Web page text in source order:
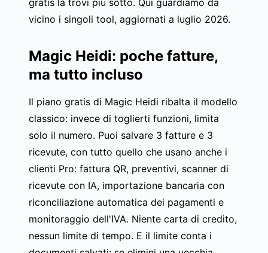
gratis la trovi più sotto. Qui guardiamo da
vicino i singoli tool, aggiornati a luglio 2026.
Magic Heidi: poche fatture,
ma tutto incluso
Il piano gratis di Magic Heidi ribalta il modello
classico: invece di toglierti funzioni, limita
solo il numero. Puoi salvare 3 fatture e 3
ricevute, con tutto quello che usano anche i
clienti Pro: fattura QR, preventivi, scanner di
ricevute con IA, importazione bancaria con
riconciliazione automatica dei pagamenti e
monitoraggio dell'IVA. Niente carta di credito,
nessun limite di tempo. E il limite conta i